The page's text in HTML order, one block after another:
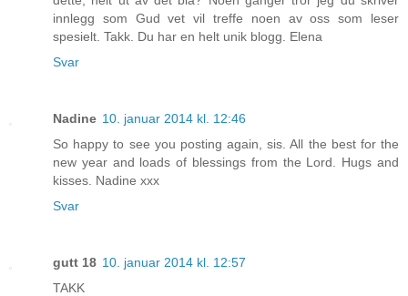
innlegg som Gud vet vil treffe noen av oss som leser
spesielt. Takk. Du har en helt unik blogg. Elena
Svar
Nadine 10. januar 2014 kl. 12:46
So happy to see you posting again, sis. All the best for the
new year and loads of blessings from the Lord. Hugs and
kisses. Nadine xxx
Svar
gutt 18 10. januar 2014 kl. 12:57
TAKK